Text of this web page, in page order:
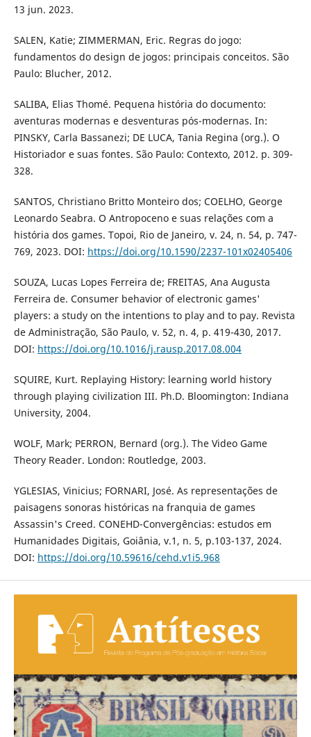
13 jun. 2023.
SALEN, Katie; ZIMMERMAN, Eric. Regras do jogo:
fundamentos do design de jogos: principais conceitos. São
Paulo: Blucher, 2012.
SALIBA, Elias Thomé. Pequena história do documento:
aventuras modernas e desventuras pós-modernas. In:
PINSKY, Carla Bassanezi; DE LUCA, Tania Regina (org.). O
Historiador e suas fontes. São Paulo: Contexto, 2012. p. 309-
328.
SANTOS, Christiano Britto Monteiro dos; COELHO, George
Leonardo Seabra. O Antropoceno e suas relações com a
história dos games. Topoi, Rio de Janeiro, v. 24, n. 54, p. 747-
769, 2023. DOI: https://doi.org/10.1590/2237-101x02405406
SOUZA, Lucas Lopes Ferreira de; FREITAS, Ana Augusta
Ferreira de. Consumer behavior of electronic games'
players: a study on the intentions to play and to pay. Revista
de Administração, São Paulo, v. 52, n. 4, p. 419-430, 2017.
DOI: https://doi.org/10.1016/j.rausp.2017.08.004
SQUIRE, Kurt. Replaying History: learning world history
through playing civilization III. Ph.D. Bloomington: Indiana
University, 2004.
WOLF, Mark; PERRON, Bernard (org.). The Video Game
Theory Reader. London: Routledge, 2003.
YGLESIAS, Vinicius; FORNARI, José. As representações de
paisagens sonoras históricas na franquia de games
Assassin's Creed. CONEHD-Convergências: estudos em
Humanidades Digitais, Goiânia, v.1, n. 5, p.103-137, 2024.
DOI: https://doi.org/10.59616/cehd.v1i5.968